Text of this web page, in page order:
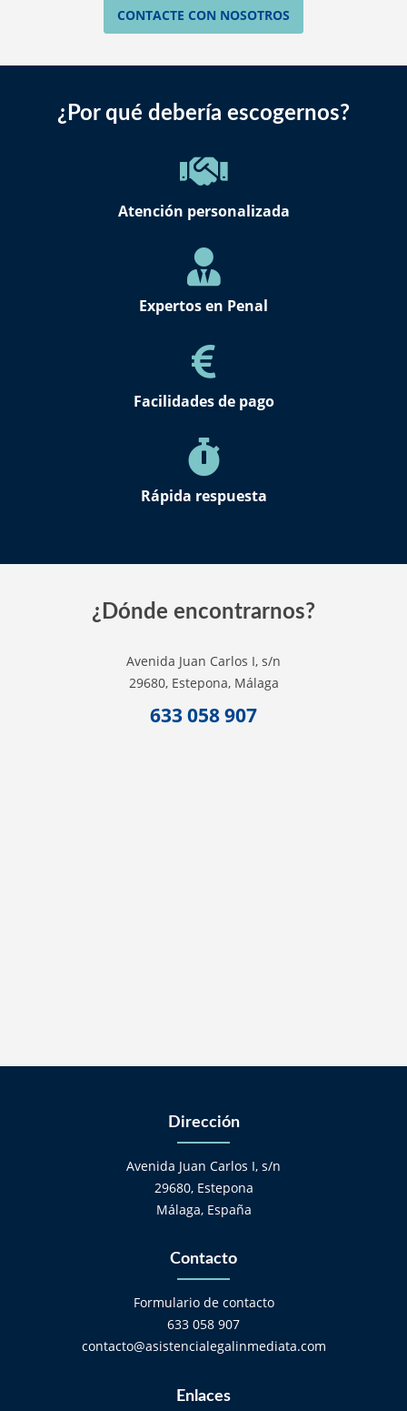
CONTACTE CON NOSOTROS
¿Por qué debería escogernos?
Atención personalizada
Expertos en Penal
Facilidades de pago
Rápida respuesta
¿Dónde encontrarnos?
Avenida Juan Carlos I, s/n
29680, Estepona, Málaga
633 058 907
Dirección
Avenida Juan Carlos I, s/n
29680, Estepona
Málaga, España
Contacto
Formulario de contacto
633 058 907
contacto@asistencialegalinmediata.com
Enlaces